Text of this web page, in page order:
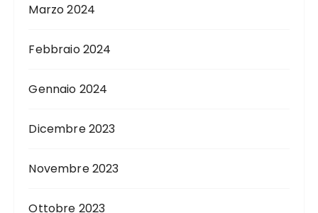
Marzo 2024
Febbraio 2024
Gennaio 2024
Dicembre 2023
Novembre 2023
Ottobre 2023